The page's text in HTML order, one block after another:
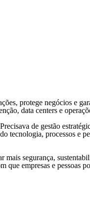
protege negócios e
data centers e
de gestão
processos e
segurança,
que empresas e pessoas